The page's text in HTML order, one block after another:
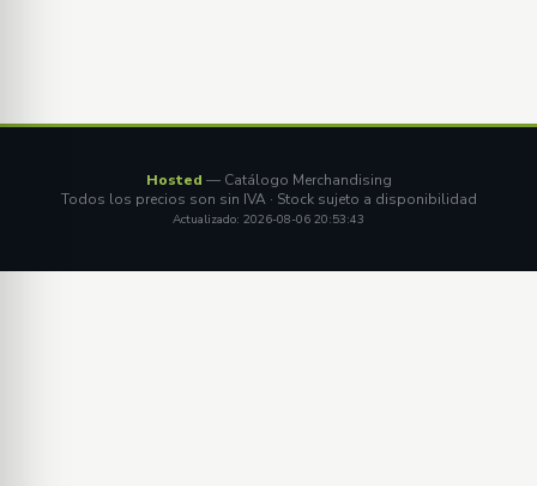
Hosted — Catálogo Merchandising
Todos los precios son sin IVA · Stock sujeto a disponibilidad
Actualizado: 2026-08-06 20:53:43